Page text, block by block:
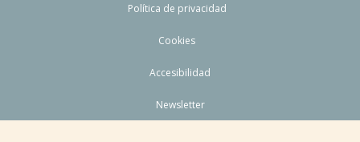
Política de privacidad
Cookies
Accesibilidad
Newsletter